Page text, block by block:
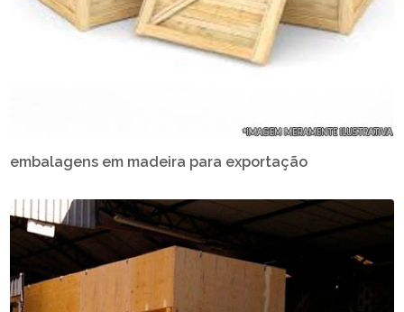
embalagens em madeira para exportação